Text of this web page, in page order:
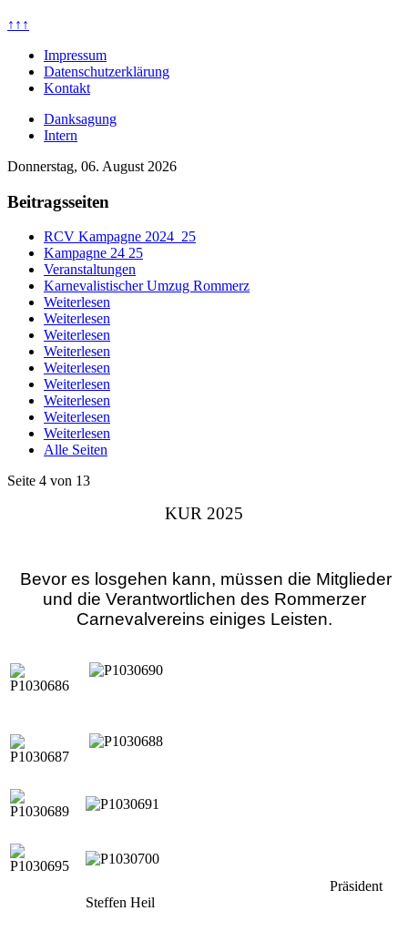
↑↑↑
Impressum
Datenschutzerklärung
Kontakt
Danksagung
Intern
Donnerstag, 06. August 2026
Beitragsseiten
RCV Kampagne 2024_25
Kampagne 24 25
Veranstaltungen
Karnevalistischer Umzug Rommerz
Weiterlesen
Weiterlesen
Weiterlesen
Weiterlesen
Weiterlesen
Weiterlesen
Weiterlesen
Weiterlesen
Weiterlesen
Alle Seiten
Seite 4 von 13
KUR 2025
Bevor es losgehen kann, müssen die Mitglieder
und die Verantwortlichen des Rommerzer
Carnevalvereins einiges Leisten.
Präsident
Steffen Heil